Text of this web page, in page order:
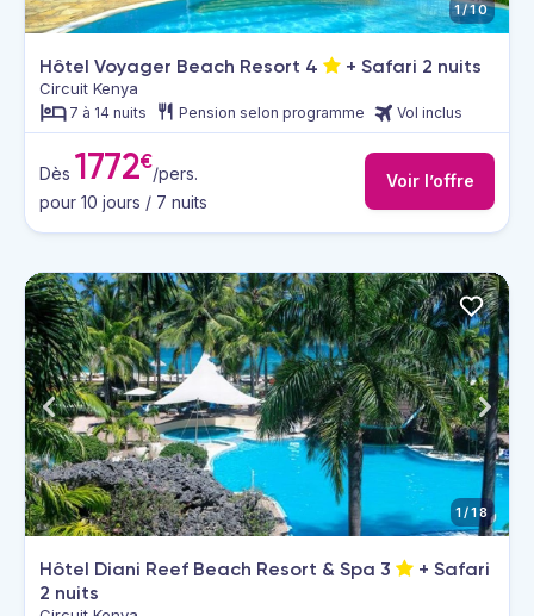
1/10
Hôtel Voyager Beach Resort 4 + Safari 2 nuits
Circuit Kenya
7 à 14 nuits Pension selon programme Vol inclus
Dès 1772€/pers.
pour 10 jours / 7 nuits
Voir l’offre
1/18
Hôtel Diani Reef Beach Resort & Spa 3
+ Safari
2 nuits